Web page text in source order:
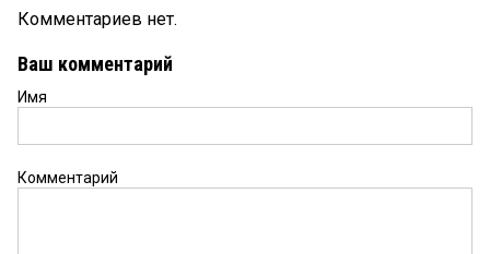
Комментариев нет.
Ваш комментарий
Имя
Комментарий